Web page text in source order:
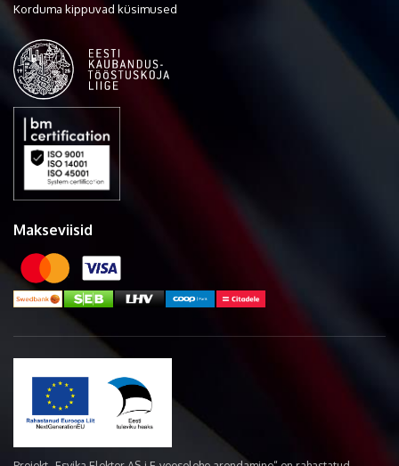
Korduma kippuvad küsimused
Makseviisid